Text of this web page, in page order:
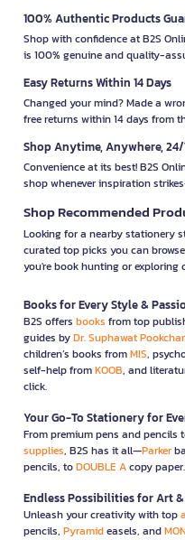
100% Authentic Products
Shop with confidence at B2S
is 100% genuine and quality-
Easy Returns Within 14 Days
Changed your mind? Made a
free returns within 14 days from
Shop Anytime, Anywhere,
Convenience at its best! B2S
shop whenever inspiration
Shop Recommended
Looking for a nearby stationery
curated top picks you can
you're book hunting or exploring
Books for Every Style &
B2S offers books from top
guides byDr. Suphawat
children’s books fromMIS,
self-help fromKOOB, and
click.
Your Go-To Stationery for
From premium pens and pencils
supplies, B2S has it all—Parker
pencils, toDOUBLE Acopy
Endless Possibilities for Art &
Unleash your creativity with top
pencils, Pyramideasels, and